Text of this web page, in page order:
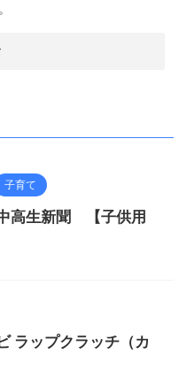
子育て
高生新聞 【子供用
ラップクラッチ（カ